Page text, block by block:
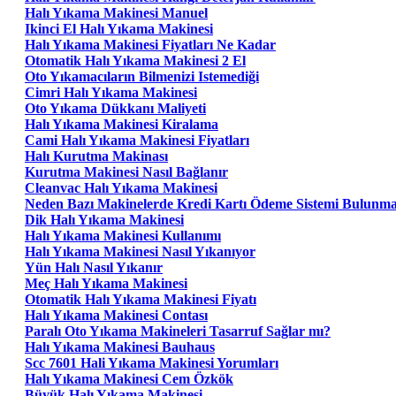
Halı Yıkama Makinesi Manuel
Ikinci El Halı Yıkama Makinesi
Halı Yıkama Makinesi Fiyatları Ne Kadar
Otomatik Halı Yıkama Makinesi 2 El
Oto Yıkamacıların Bilmenizi Istemediği
Cimri Halı Yıkama Makinesi
Oto Yıkama Dükkanı Maliyeti
Halı Yıkama Makinesi Kiralama
Cami Halı Yıkama Makinesi Fiyatları
Halı Kurutma Makinası
Kurutma Makinesi Nasıl Bağlanır
Cleanvac Halı Yıkama Makinesi
Neden Bazı Makinelerde Kredi Kartı Ödeme Sistemi
Dik Halı Yıkama Makinesi
Halı Yıkama Makinesi Kullanımı
Halı Yıkama Makinesi Nasıl Yıkanıyor
Yün Halı Nasıl Yıkanır
Meç Halı Yıkama Makinesi
Otomatik Halı Yıkama Makinesi Fiyatı
Halı Yıkama Makinesi Contası
Paralı Oto Yıkama Makineleri Tasarruf Sağlar mı?
Halı Yıkama Makinesi Bauhaus
Scc 7601 Hali Yıkama Makinesi Yorumları
Halı Yıkama Makinesi Cem Özkök